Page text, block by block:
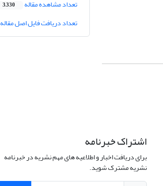
تعداد مشاهده مقاله 3,330
تعداد دریافت فایل اصل مقاله
اشتراک خبرنامه
برای دریافت اخبار و اطلاعیه های مهم نشریه در خبرنامه
نشریه مشترک شوید.